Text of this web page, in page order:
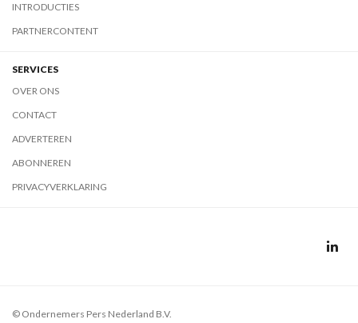
INTRODUCTIES
PARTNERCONTENT
SERVICES
OVER ONS
CONTACT
ADVERTEREN
ABONNEREN
PRIVACYVERKLARING
© Ondernemers Pers Nederland B.V.